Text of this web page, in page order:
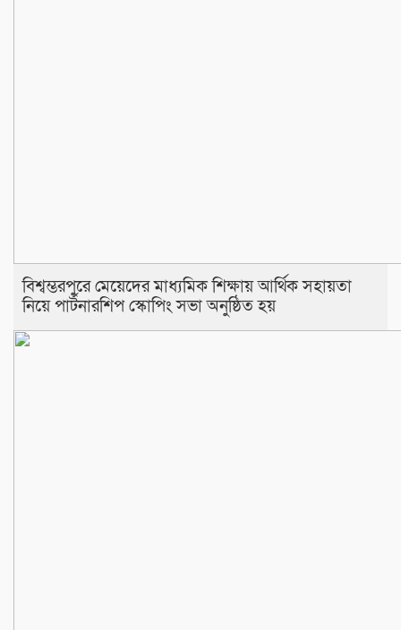
বিশ্বম্ভরপুরে মেয়েদের মাধ্যমিক শিক্ষায় আর্থিক সহায়তা
নিয়ে পার্টনারশিপ স্কোপিং সভা অনুষ্ঠিত হয়